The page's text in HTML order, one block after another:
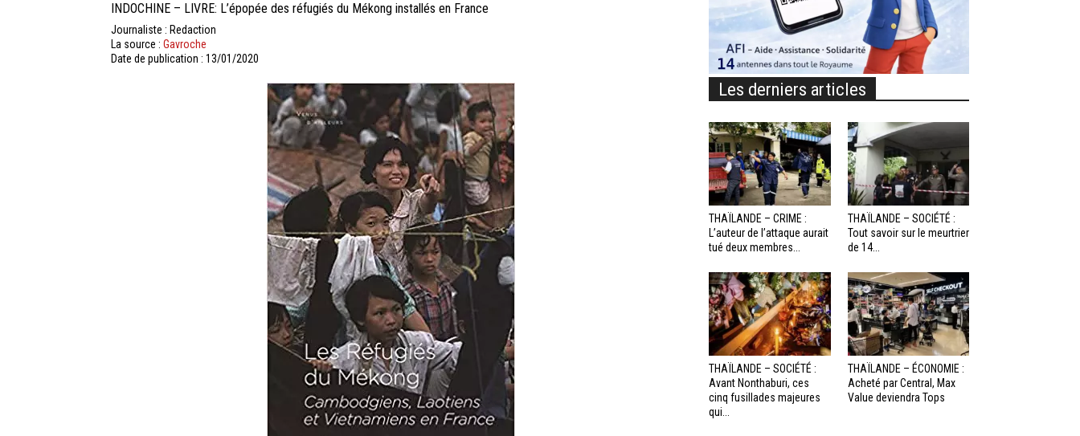
INDOCHINE – LIVRE: L’épopée des réfugiés du Mékong installés en France
Journaliste : Redaction
La source : Gavroche
Date de publication : 13/01/2020
Les derniers articles
THAÏLANDE – CRIME :
L’auteur de l’attaque aurait
tué deux membres...
THAÏLANDE – SOCIÉTÉ :
Tout savoir sur le meurtrier
de 14...
THAÏLANDE – SOCIÉTÉ :
Avant Nonthaburi, ces
cinq fusillades majeures
qui...
THAÏLANDE – ÉCONOMIE :
Acheté par Central, Max
Value deviendra Tops